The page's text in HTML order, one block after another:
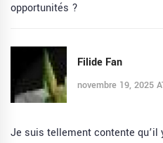
opportunités ?
Filide Fan
novembre 19, 2025
Je suis tellement contente qu’il